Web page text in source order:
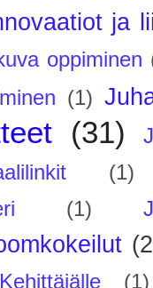
ja
oppiminen
(1)
(31)
(1)
(1)
Kehittäjälle
(1)